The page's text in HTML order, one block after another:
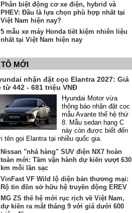
Phân biệt động cơ xe điện, hybrid và
PHEV: Đâu là lựa chọn phù hợp nhất tại
Việt Nam hiện nay?
5 mẫu xe máy Honda tiết kiệm nhiên liệu
nhất tại Việt Nam hiện nay
MỚI
nhận đặt cọc Elantra 2027: Giá
từ 442 - 681 triệu VNĐ
Hyundai Motor vừa
thông báo nhận đặt cọc
mẫu Avante thế hệ thứ
8. Mẫu sedan hạng C
này còn được biết đến
tên gọi Elantra tại nhiều quốc gia.
Nissan "nhá hàng" SUV điện NX7 hoàn
toàn mới: Tầm vận hành dự kiến vượt 630
km mỗi lần sạc
VinFast VF Wild lộ diện bản thương mại:
Rộ tin đồn sở hữu hệ truyền động EREV
MG ZS thế hệ mới rục rịch về Việt Nam,
dự kiến ra mắt tháng 9 với giá dưới 600